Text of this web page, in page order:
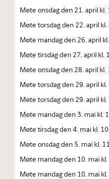
Møte onsdag den 21. april kl.
Møte torsdag den 22. april kl.
Møte mandag den 26. april
Møte tirsdag den 27. april kl.
Møte onsdag den 28. april kl.
Møte torsdag den 29. april kl.
Møte torsdag den 29. april kl.
Møte mandag den 3. mai kl.
Møte tirsdag den 4. mai kl. 10
Møte onsdag den 5. mai kl. 11
Møte mandag den 10. mai kl.
Møte mandag den 10. mai kl.